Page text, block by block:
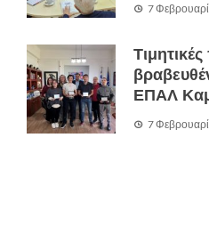
7
ΕΠΑΛ
7